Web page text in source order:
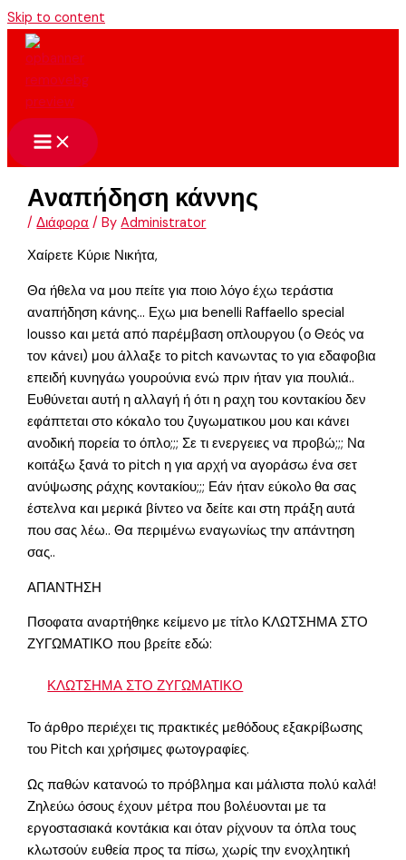
Skip to content
Αναπήδηση κάννης
/Διάφορα / ByAdministrator
Χαίρετε Κύριε Νικήτα,
Θα ήθελα να μου πείτε για ποιο λόγο έχω τεράστια
αναπήδηση κάνης… Εχω μια benelli Raffaello special
lousso και μετά από παρέμβαση οπλουργου (ο Θεός να
τον κάνει) μου άλλαξε το pitch κανωντας το για εδαφοβια
επειδή κυνηγάω γουρούνια ενώ πριν ήταν για πουλιά..
Ευθύνεται αυτή η αλλαγή ή ότι η ραχη του κοντακίου δεν
εφάπτεται στο κόκαλο του ζυγωματικου μου και κάνει
ανοδική πορεία το όπλο;;; Σε τι ενεργειες να προβώ;;; Να
κοιτάξω ξανά το pitch η για αρχή να αγοράσω ένα σετ
ανύψωσης ράχης κοντακίου;;; Εάν ήταν εύκολο θα σας
έστελνα και μερικά βίντεο να δείτε και στη πράξη αυτά
που σας λέω.. Θα περιμένω εναγωνίως την απάντηση
σας..
ΑΠΑΝΤΗΣΗ
Πσοφατα αναρτήθηκε κείμενο με τίτλο ΚΛΩΤΣΗΜΑ ΣΤΟ
ΖΥΓΩΜΑΤΙΚΟ που βρείτε εδώ:
ΚΛΩΤΣΗΜΑ ΣΤΟ ΖΥΓΩΜΑΤΙΚΟ
Το άρθρο περιέχει τις πρακτικές μεθόδους εξακρίβωσης
του Pitch και χρήσιμες φωτογραφίες.
Ως παθών κατανοώ το πρόβλημα και μάλιστα πολύ καλά!
Ζηλεύω όσους έχουν μέτρα που βολέυονται με τα
εργοστασιακά κοντάκια και όταν ρίχνουν τα όπλα τους
κλωτσούν ευθεία προς τα πίσω, χωρίς την ενοχλητική